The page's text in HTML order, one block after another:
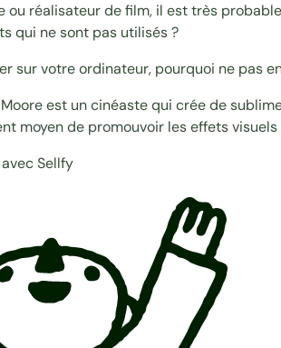
ou réalisateur de film, il est très
qui ne sont pas utilisés ?
sur votre ordinateur, pourquoi ne pas
est un cinéaste qui crée de
moyen de promouvoir leseffets
Sellfy